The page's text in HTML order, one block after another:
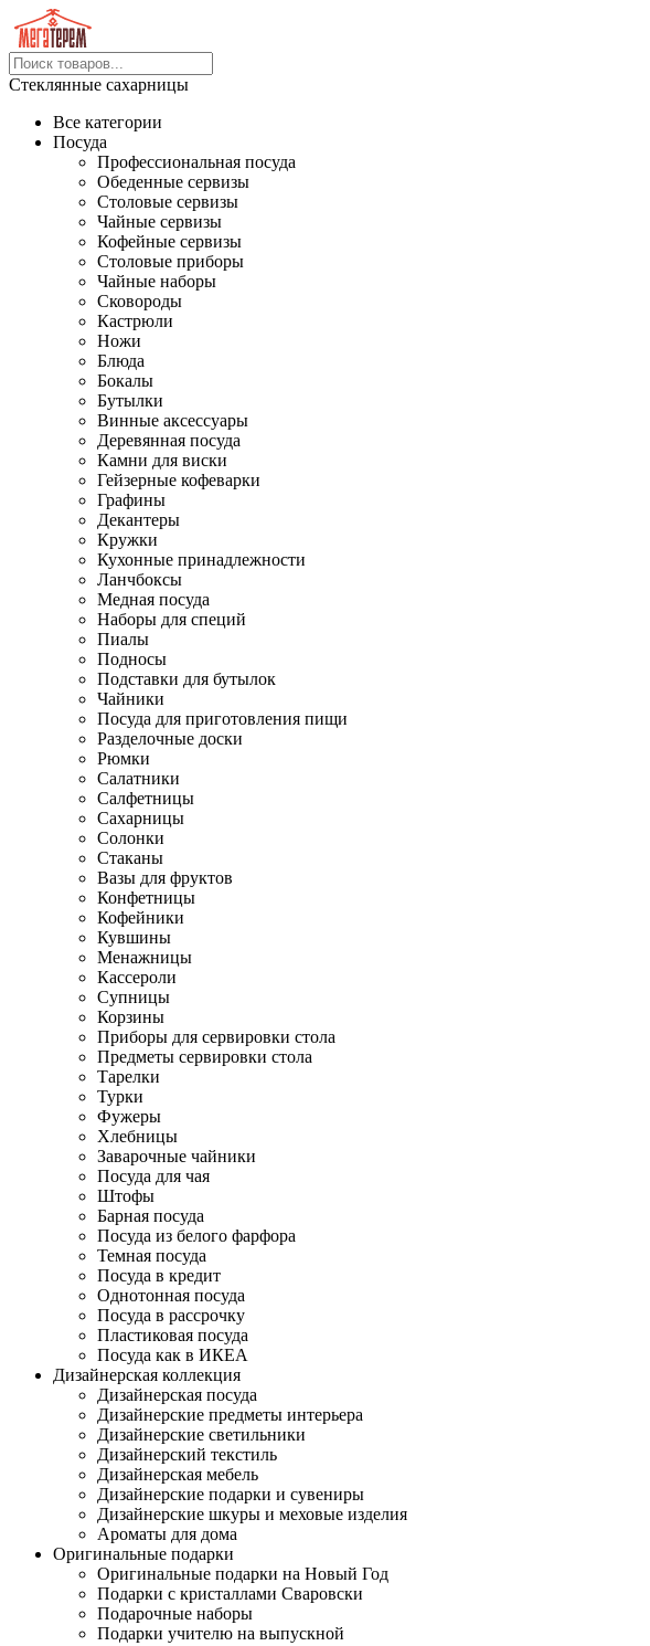
Стеклянные сахарницы
Все категории
Посуда
Профессиональная посуда
Обеденные сервизы
Столовые сервизы
Чайные сервизы
Кофейные сервизы
Столовые приборы
Чайные наборы
Сковороды
Кастрюли
Ножи
Блюда
Бокалы
Бутылки
Винные аксессуары
Деревянная посуда
Камни для виски
Гейзерные кофеварки
Графины
Декантеры
Кружки
Кухонные принадлежности
Ланчбоксы
Медная посуда
Наборы для специй
Пиалы
Подносы
Подставки для бутылок
Чайники
Посуда для приготовления пищи
Разделочные доски
Рюмки
Салатники
Салфетницы
Сахарницы
Солонки
Стаканы
Вазы для фруктов
Конфетницы
Кофейники
Кувшины
Менажницы
Кассероли
Супницы
Корзины
Приборы для сервировки стола
Предметы сервировки стола
Тарелки
Турки
Фужеры
Хлебницы
Заварочные чайники
Посуда для чая
Штофы
Барная посуда
Посуда из белого фарфора
Темная посуда
Посуда в кредит
Однотонная посуда
Посуда в рассрочку
Пластиковая посуда
Посуда как в ИКЕА
Дизайнерская коллекция
Дизайнерская посуда
Дизайнерские предметы интерьера
Дизайнерские светильники
Дизайнерский текстиль
Дизайнерская мебель
Дизайнерские подарки и сувениры
Дизайнерские шкуры и меховые изделия
Ароматы для дома
Оригинальные подарки
Оригинальные подарки на Новый Год
Подарки с кристаллами Сваровски
Подарочные наборы
Подарки учителю на выпускной